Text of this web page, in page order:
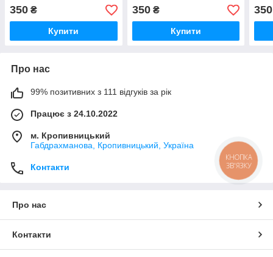
350 ₴
Купити
350₴
Купити
350
Про нас
99% позитивних з 111 відгуків за рік
Працює з 24.10.2022
м. Кропивницький
Габдрахманова, Кропивницький, Україна
Контакти
Про нас
Контакти
КНОПКА
ЗВ'ЯЗКУ